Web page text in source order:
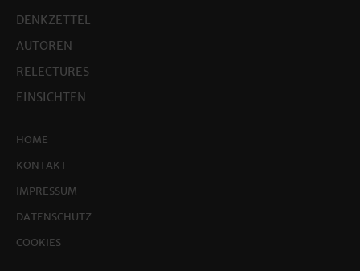
DENKZETTEL
AUTOREN
RELECTURES
EINSICHTEN
HOME
KONTAKT
IMPRESSUM
DATENSCHUTZ
COOKIES